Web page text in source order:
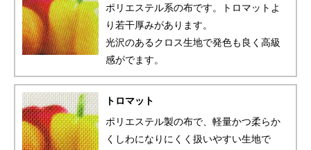
ポリエステル系の布です。トロマットよ
り若干厚みがあります。
光沢のあるクロス生地で発色も良く高級
感がでます。
トロマット
ポリエステル製の布で、軽量かつ柔らか
くしわになりにくく扱いやすい生地で